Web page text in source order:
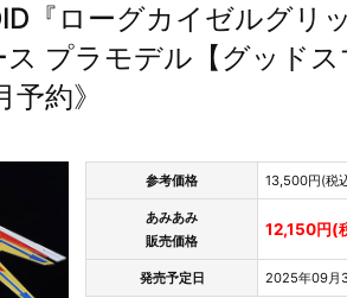
『ローグカイゼルグリ
プラモデル【グッド
約》
参考価格 13,500円(税
あみあみ
販売価格
12,150円(
発売予定日 2025年09月